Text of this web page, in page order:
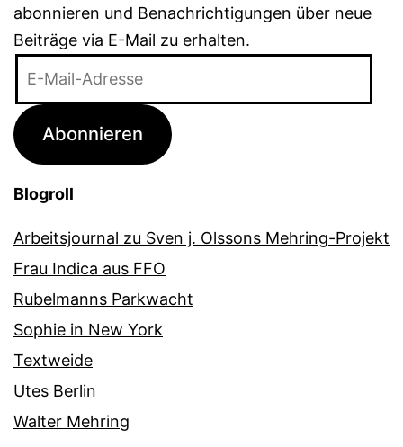
abonnieren und Benachrichtigungen über neue
Beiträge via E-Mail zu erhalten.
Adresse
Abonnieren
Blogroll
Arbeitsjournal zu Sven j. Olssons Mehring-Projekt
Frau Indica aus FFO
Rubelmanns Parkwacht
Sophie in New York
Textweide
Utes Berlin
Walter Mehring